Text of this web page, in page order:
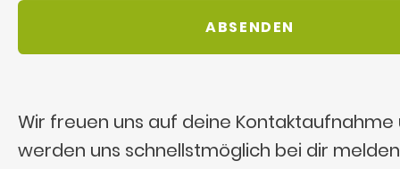
Wir freuen uns auf deine Kontaktaufnahme
werden uns schnellstmöglich bei dir